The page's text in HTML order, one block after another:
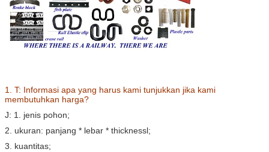
1. T: Informasi apa yang harus kami tunjukkan jika kami
membutuhkan harga?
J: 1. jenis pohon;
2. ukuran: panjang * lebar * thicknessl;
3. kuantitas;